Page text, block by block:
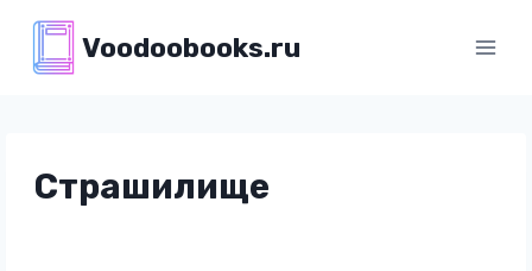
содержимому
Voodoobooks.ru
Страшилище